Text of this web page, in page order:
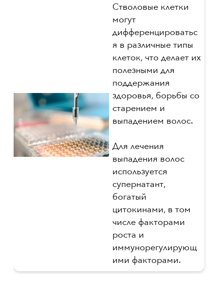
Стволовые клетки
могут
дифференцироватьс
я в различные типы
клеток, что делает их
полезными для
поддержания
здоровья, борьбы со
старением и
выпадением волос.
Для лечения
выпадения волос
используется
супернатант,
богатый
цитокинами, в том
числе факторами
роста и
иммунорегулирующ
ими факторами.